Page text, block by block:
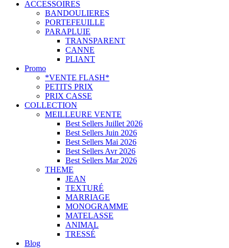
ACCESSOIRES
BANDOULIERES
PORTEFEUILLE
PARAPLUIE
TRANSPARENT
CANNE
PLIANT
Promo
*VENTE FLASH*
PETITS PRIX
PRIX CASSE
COLLECTION
MEILLEURE VENTE
Best Sellers Juillet 2026
Best Sellers Juin 2026
Best Sellers Mai 2026
Best Sellers Avr 2026
Best Sellers Mar 2026
THEME
JEAN
TEXTURÉ
MARRIAGE
MONOGRAMME
MATELASSE
ANIMAL
TRESSÉ
Blog